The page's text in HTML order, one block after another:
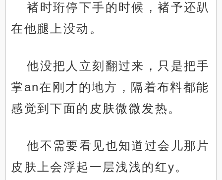
褚时珩停下手的时候，褚予还趴
在他腿上没动。
他没把人立刻翻过来，只是把手
掌an在刚才的地方，隔着布料都能
感觉到下面的皮肤微微发热。
他不需要看见也知道过会儿那片
皮肤上会浮起一层浅浅的红y。